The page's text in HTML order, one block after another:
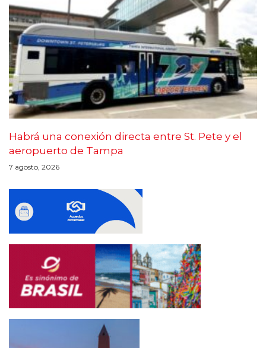
Habrá una conexión directa entre St. Pete y el
aeropuerto de Tampa
7 agosto, 2026